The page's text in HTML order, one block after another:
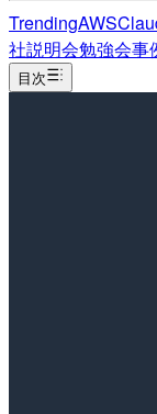
TrendingAWS
社説明会勉強会事
目次